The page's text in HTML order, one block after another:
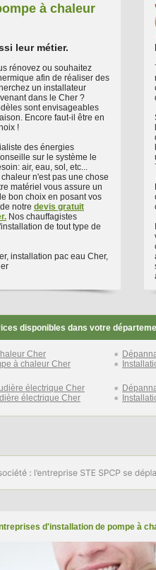
à chaleur
leur métier.
rénovez ou souhaitez
afin de réaliser des
un installateur
dans le Cher ?
sont envisageables
Encore faut-il être en
!
des énergies
sur le système le
air, eau, sol, etc...
n'est pas une chose
matériel vous assure un
bon choix en posant vos
notre devis gratuit
Nos chauffagistes
de tout type de
installation pac eau Cher,
disponibles dans votre
Cher
à chaleur Cher
électrique Cher
électrique Cher
d'installation de pompe à